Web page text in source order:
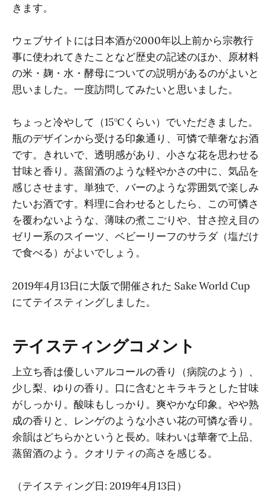
きます。
ウェブサイトには日本酒が2000年以上前から宗教行
事に使われてきたことなど歴史の記述のほか、原材料
の米・麹・水・酵母についての説明があるのがよいと
思いました。一度訪問してみたいと思いました。
ちょっと冷やして（15℃くらい）でいただきました。
瓶のデザインから受ける印象通り、可憐で華奢なお酒
です。きれいで、透明感があり、小さな花を思わせる
甘味と香り。蒸留酒のような軽やかさの中に、気品を
感じさせます。単独で、バーのような雰囲気で楽しみ
たいお酒です。料理に合わせるとしたら、この可憐さ
を覆わないような、薄味の煮こごりや、甘さ控え目の
ゼリー系のスイーツ、ベビーリーフのサラダ（塩だけ
で食べる）がよいでしょう。
2019年4月13日に大阪で開催された Sake World Cup
にてテイスティングしました。
テイスティングコメント
上立ち香は優しいアルコールの香り（病院のよう）、
少し梨、ゆりの香り。口に含むとキラキラとした甘味
がしっかり。酸味もしっかり。爽やかな印象。やや熟
成の香りと、レンゲのような小さい花の可憐な香り。
余韻はどちらかというと長め。味わいは華奢で上品、
蒸留酒のよう。クオリティの高さを感じる。
（テイスティング日: 2019年4月13日）